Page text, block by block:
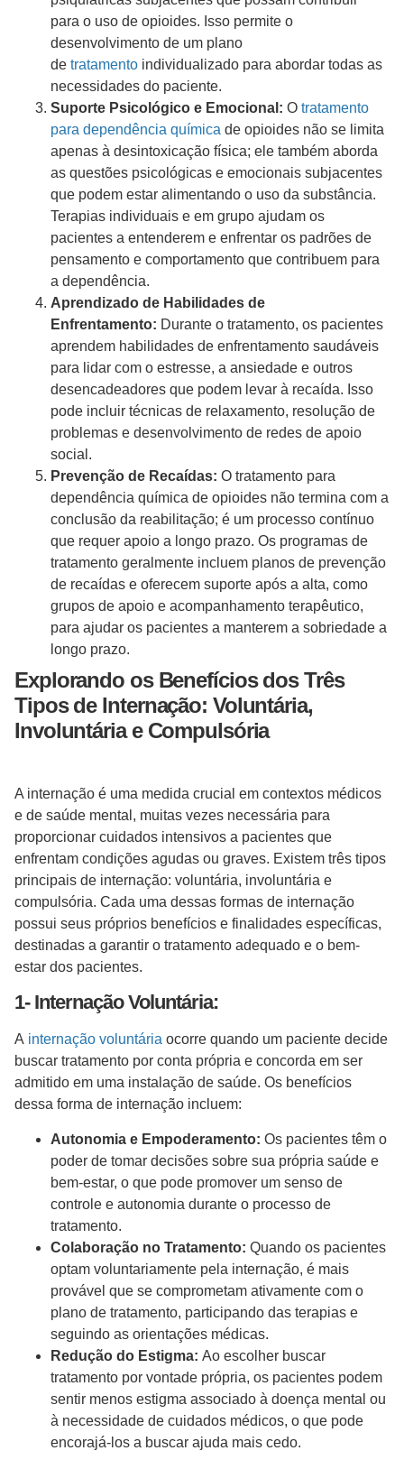
para o uso de opioides. Isso permite o
desenvolvimento de um plano
de tratamento individualizado para abordar todas as
necessidades do paciente.
Suporte Psicológico e Emocional: O tratamento
para dependência química de opioides não se limita
apenas à desintoxicação física; ele também aborda
as questões psicológicas e emocionais subjacentes
que podem estar alimentando o uso da substância.
Terapias individuais e em grupo ajudam os
pacientes a entenderem e enfrentar os padrões de
pensamento e comportamento que contribuem para
a dependência.
Aprendizado de Habilidades de
Enfrentamento: Durante o tratamento, os pacientes
aprendem habilidades de enfrentamento saudáveis
para lidar com o estresse, a ansiedade e outros
desencadeadores que podem levar à recaída. Isso
pode incluir técnicas de relaxamento, resolução de
problemas e desenvolvimento de redes de apoio
social.
Prevenção de Recaídas: O tratamento para
dependência química de opioides não termina com a
conclusão da reabilitação; é um processo contínuo
que requer apoio a longo prazo. Os programas de
tratamento geralmente incluem planos de prevenção
de recaídas e oferecem suporte após a alta, como
grupos de apoio e acompanhamento terapêutico,
para ajudar os pacientes a manterem a sobriedade a
longo prazo.
Explorando os Benefícios dos Três
Tipos de Internação: Voluntária,
Involuntária e Compulsória
A internação é uma medida crucial em contextos médicos
e de saúde mental, muitas vezes necessária para
proporcionar cuidados intensivos a pacientes que
enfrentam condições agudas ou graves. Existem três tipos
principais de internação: voluntária, involuntária e
compulsória. Cada uma dessas formas de internação
possui seus próprios benefícios e finalidades específicas,
destinadas a garantir o tratamento adequado e o bem-
estar dos pacientes.
1- Internação Voluntária:
A internação voluntária ocorre quando um paciente decide
buscar tratamento por conta própria e concorda em ser
admitido em uma instalação de saúde. Os benefícios
dessa forma de internação incluem:
Autonomia e Empoderamento: Os pacientes têm o
poder de tomar decisões sobre sua própria saúde e
bem-estar, o que pode promover um senso de
controle e autonomia durante o processo de
tratamento.
Colaboração no Tratamento: Quando os pacientes
optam voluntariamente pela internação, é mais
provável que se comprometam ativamente com o
plano de tratamento, participando das terapias e
seguindo as orientações médicas.
Redução do Estigma: Ao escolher buscar
tratamento por vontade própria, os pacientes podem
sentir menos estigma associado à doença mental ou
à necessidade de cuidados médicos, o que pode
encorajá-los a buscar ajuda mais cedo.